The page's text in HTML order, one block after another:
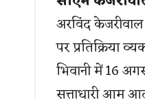
अरविंद
पर प्रतिक्रिया
भिवानी में 16